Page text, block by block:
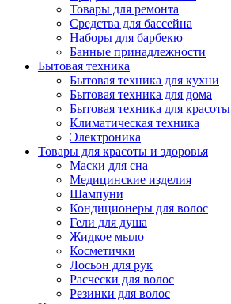
Товары для ремонта
Средства для бассейна
Наборы для барбекю
Банные принадлежности
Бытовая техника
Бытовая техника для кухни
Бытовая техника для дома
Бытовая техника для красоты
Климатическая техника
Электроника
Товары для красоты и здоровья
Маски для сна
Медицинские изделия
Шампуни
Кондиционеры для волос
Гели для душа
Жидкое мыло
Косметички
Лосьон для рук
Расчески для волос
Резинки для волос